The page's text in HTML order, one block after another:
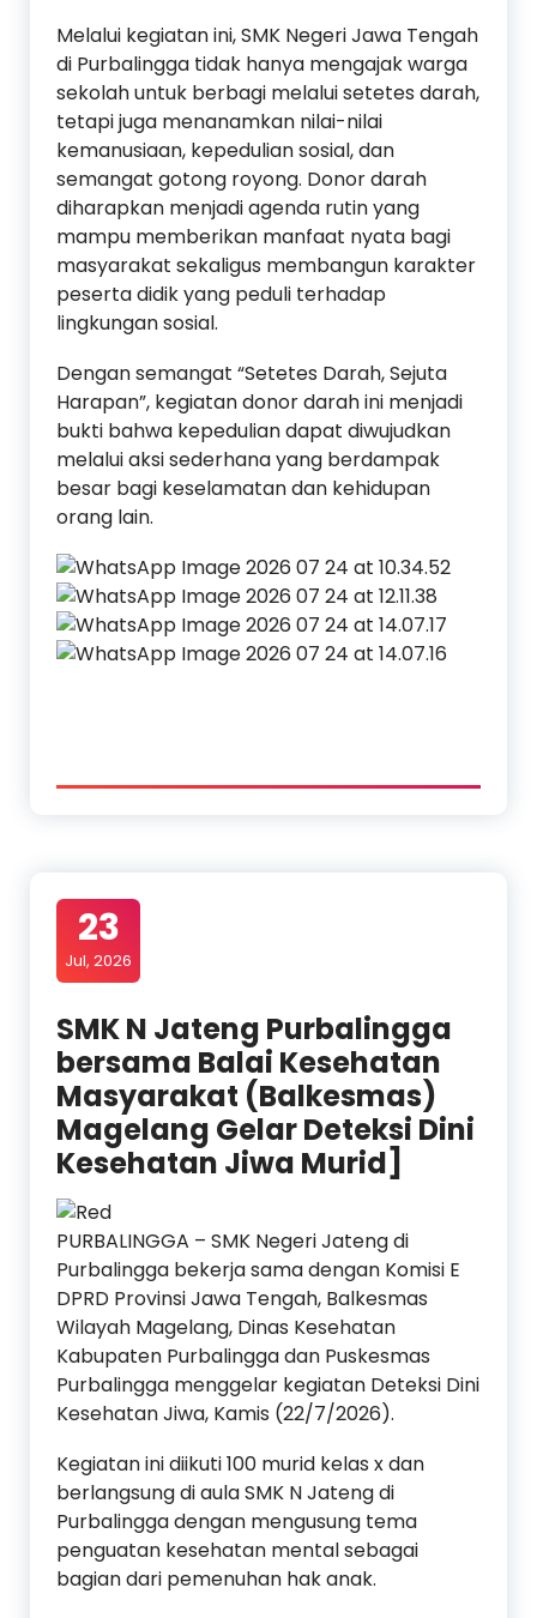
Melalui kegiatan ini, SMK Negeri Jawa Tengah
di Purbalingga tidak hanya mengajak warga
sekolah untuk berbagi melalui setetes darah,
tetapi juga menanamkan nilai-nilai
kemanusiaan, kepedulian sosial, dan
semangat gotong royong. Donor darah
diharapkan menjadi agenda rutin yang
mampu memberikan manfaat nyata bagi
masyarakat sekaligus membangun karakter
peserta didik yang peduli terhadap
lingkungan sosial.
Dengan semangat “Setetes Darah, Sejuta
Harapan”, kegiatan donor darah ini menjadi
bukti bahwa kepedulian dapat diwujudkan
melalui aksi sederhana yang berdampak
besar bagi keselamatan dan kehidupan
orang lain.
23
Jul, 2026
SMK N Jateng Purbalingga
bersama Balai Kesehatan
Masyarakat (Balkesmas)
Magelang Gelar Deteksi Dini
Kesehatan Jiwa Murid]
PURBALINGGA – SMK Negeri Jateng di
Purbalingga bekerja sama dengan Komisi E
DPRD Provinsi Jawa Tengah, Balkesmas
Wilayah Magelang, Dinas Kesehatan
Kabupaten Purbalingga dan Puskesmas
Purbalingga menggelar kegiatan Deteksi Dini
Kesehatan Jiwa, Kamis (22/7/2026).
Kegiatan ini diikuti 100 murid kelas x dan
berlangsung di aula SMK N Jateng di
Purbalingga dengan mengusung tema
penguatan kesehatan mental sebagai
bagian dari pemenuhan hak anak.